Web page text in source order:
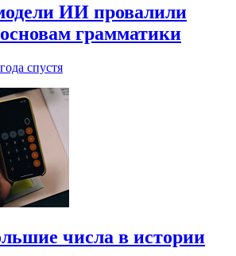
ИИ провалили
грамматики
спустя
числа в истории